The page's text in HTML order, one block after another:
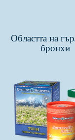
Областта на
бронхи